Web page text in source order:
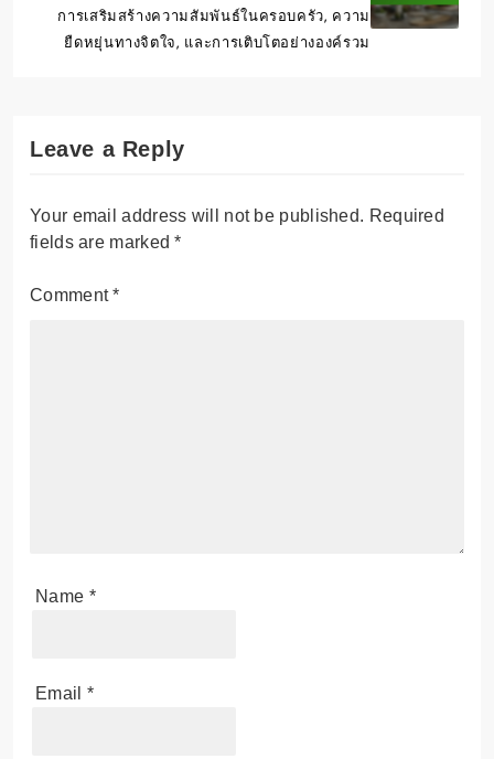
การเสริมสร้างความสัมพันธ์ในครอบครัว, ความ
ยืดหยุ่นทางจิตใจ, และการเติบโตอย่างองค์รวม
Leave a Reply
Your email address will not be published. Required
fields are marked*
Comment*
Name *
Email *